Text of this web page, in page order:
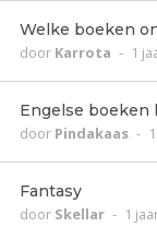
Welke boeken
door Karrota - 1
Engelse boeken
door Pindakaas -
Fantasy
door Skellar - 1